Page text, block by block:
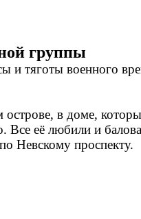
группы
и тяготы военного
в доме,
её любили и
Невскому проспекту.